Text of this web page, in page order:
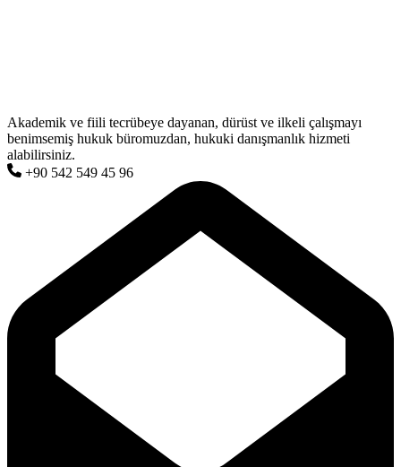
Akademik ve fiili tecrübeye dayanan, dürüst ve ilkeli çalışmayı
benimsemiş hukuk büromuzdan, hukuki danışmanlık hizmeti
alabilirsiniz.
+90 542 549 45 96